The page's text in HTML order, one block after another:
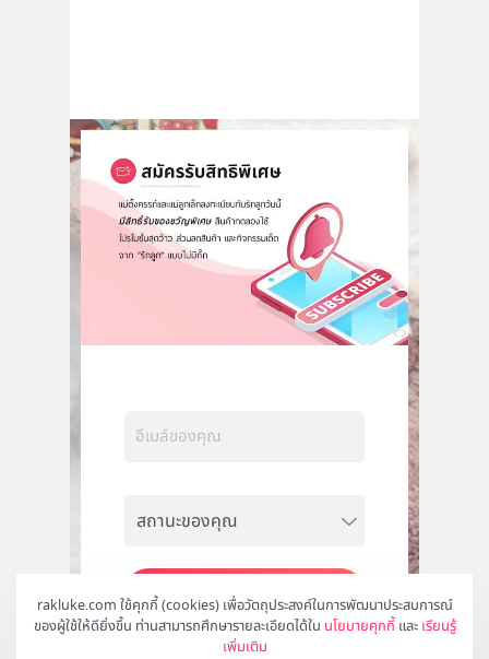
rakluke.com ใช้คุกกี้ (cookies) เพื่อวัตถุประสงค์ในการพัฒนาประสบการณ์
ของผู้ใช้ให้ดียิ่งขึ้น ท่านสามารถศึกษารายละเอียดได้ใน นโยบายคุกกี้ และ เรียนรู้
เพิ่มเติม
สมัคร